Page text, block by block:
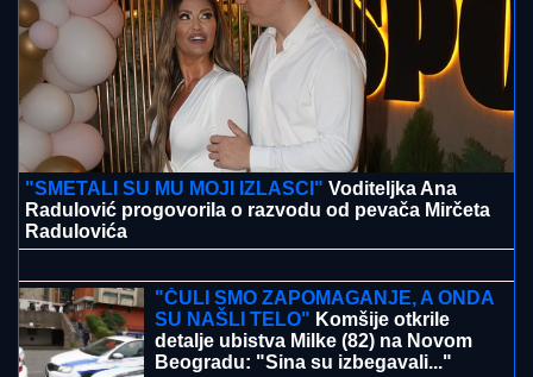
Užas na Voždovcu! Ruskinju (19) napale maloletnice:
Oborile je i tukle zbog ranca, a onda usledio preokret
POLICAJCI UPALI U KUĆU U
SMEDEREVU, PA OSTALI U ŠOKU
Pronašli gomilu predmeta, a kada su
ugledali OVO odmah je usledilo
hapšenje
TRAGEDIJA MALЕ CANE!Posle
gubitka muža STRAHUJE OD
POŽARA u Devojačkom bunaru,
SAOPŠTILI JOJ TEŠKE VESTI:
"PREPALA SAM SE!"